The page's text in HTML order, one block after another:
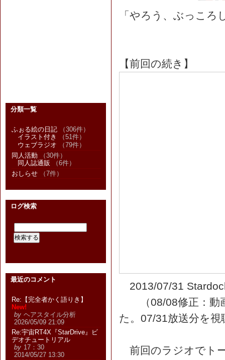
「やろう、ぶっこ
【前回の続き】
2013/07/31
（08/08修正：動
た。07/31放送分を
前回のラジオでト
分類一覧
ふぉる絵の日記 （306件）
イラスト付き
（51件）
ウェブラジオ （79件）
同人活動 （30件）
同人誌通販 （6件）
おしらせ （7件）
ログ検索
最近のコメント
Re:【完全者かく語りき】
New!
by ヘアスタイル分析
2026/05/09 21:09
Re:宇宙RT4X『StarDrive』ビ
デオチュートリアル
by 17：30
2014/05/27 13:30